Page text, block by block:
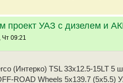
проект УАЗ с дизелем и
09:21
(Интерко) TSL 33x12.5-15LT 5
ROAD Wheels 5x139.7 (5x5.5)